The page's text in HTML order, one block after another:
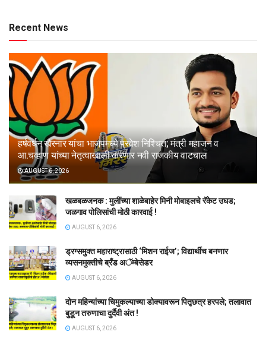
Recent News
हर्षवर्धन खैरनार यांचा भाजपमध्ये प्रवेश निश्चित; मंत्री महाजन व
आ.चव्हाण यांच्या नेतृत्वाखाली करणार नवी राजकीय वाटचाल
AUGUST 6, 2026
खळबळजनक : मुलींच्या शाळेबाहेर मिनी मोबाइलचे रॅकेट उघड;
जळगाव पोलिसांची मोठी कारवाई !
AUGUST 6, 2026
ड्रग्समुक्त महाराष्ट्रासाठी ‘मिशन राईज’; विद्यार्थीच बनणार
व्यसनमुक्तीचे ब्रँड अॅम्बेसेडर
AUGUST 6, 2026
दोन महिन्यांच्या चिमुकल्याच्या डोक्यावरून पितृछत्र हरपले; तलावात
बुडून तरुणाचा दुर्दैवी अंत !
AUGUST 6, 2026